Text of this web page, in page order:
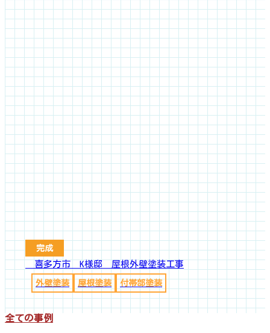
完成
喜多方市 K様邸 屋根外壁塗装工事
外壁塗装 屋根塗装 付帯部塗装
全ての事例